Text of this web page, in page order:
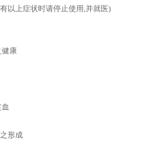
以上症状时请停止使用,并就医)
健康
形成